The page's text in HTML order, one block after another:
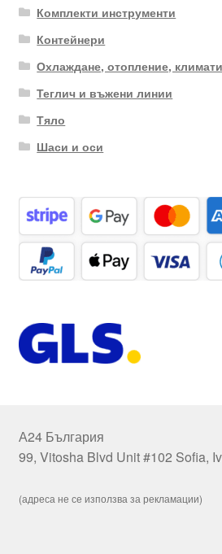
Комплекти инструменти
Контейнери
Охлаждане, отопление,
Теглич и въжени линии
Тяло
Шаси и оси
А24 България
99, Vitosha Blvd Unit #102 Sofia,
(адреса не се използва за рекламации)